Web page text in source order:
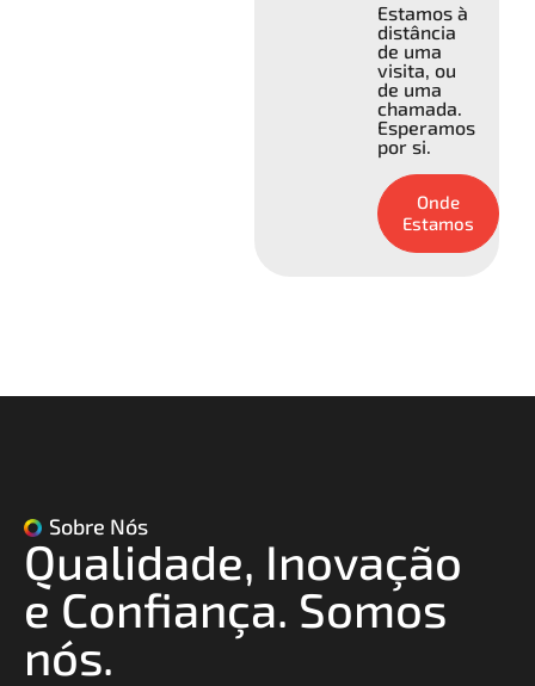
Estamos à
distância
de uma
visita, ou
de uma
chamada.
Esperamos
por si.
Onde
Estamos
Sobre Nós
Qualidade, Inovação
e Confiança. Somos
nós.